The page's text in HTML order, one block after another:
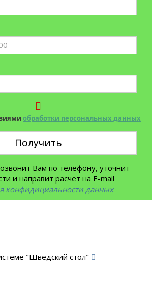
обработки персональных данных
Получить
Вам по телефону, уточнит
и направит расчет на E-mail
конфидициальности данных
"Шведский стол"